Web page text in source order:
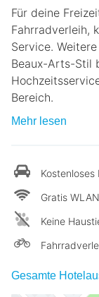
Für deine
Fahrradverleih,
Service.
Beaux-Arts-Stil
Bereich.
Mehr lesen
Kostenloses
Gratis WLAN
Keine
Gesamte